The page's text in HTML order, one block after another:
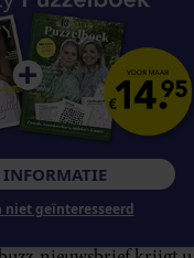
IN UW
INFORMATIE
niet geïnteresseerd